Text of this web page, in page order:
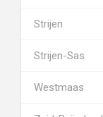
Strijen
Strijen-Sas
Westmaas